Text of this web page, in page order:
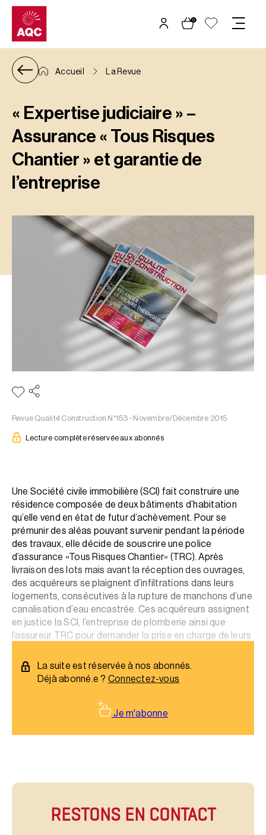
Panneau de gestion des cookies
0
Accueil La Revue
« Expertise judiciaire » –
Assurance « Tous Risques
Chantier » et garantie de
l’entreprise
Revue Qualité Construction N°153 - Novembre/Décembre 2015
Lecture complète réservée aux abonnés
Une Société civile immobilière (SCI) fait construire une
résidence composée de deux bâtiments d’habitation
qu’elle vend en état de futur d’achèvement. Pour se
prémunir des aléas pouvant survenir pendant la période
des travaux, elle décide de souscrire une police
d’assurance «Tous Risques Chantier» (TRC). Après
livraison des lots mais avant la réception des ouvrages,
des acquéreurs se plaignent d’infiltrations dans leurs
logements, consécutives à la rupture de manchons d’une
canalisation d’eau encastrée. Ces acquéreurs assignent
en justice la SCI, l’entreprise de plomberie ainsi que
l’assureur TRC pour demander la prise en charge de leurs
La suite est réservée à nos abonnés.
Déjà abonné.e ? Connectez-vous
Je m'abonne
RESTONS EN CONTACT